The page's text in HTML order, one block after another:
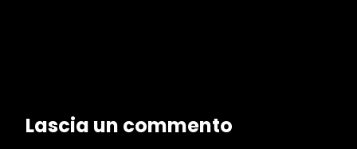
Lascia un commento